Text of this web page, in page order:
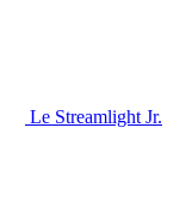
Le Streamlight Jr.